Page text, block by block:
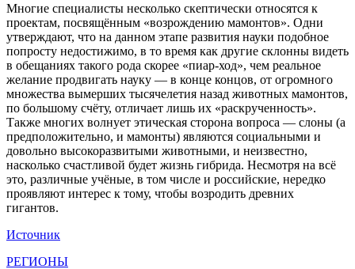
Многие специалисты несколько скептически относятся к
проектам, посвящённым «возрождению мамонтов». Одни
утверждают, что на данном этапе развития науки подобное
попросту недостижимо, в то время как другие склонны видеть
в обещаниях такого рода скорее «пиар-ход», чем реальное
желание продвигать науку — в конце концов, от огромного
множества вымерших тысячелетия назад животных мамонтов,
по большому счёту, отличает лишь их «раскрученность».
Также многих волнует этическая сторона вопроса — слоны (а
предположительно, и мамонты) являются социальными и
довольно высокоразвитыми животными, и неизвестно,
насколько счастливой будет жизнь гибрида. Несмотря на всё
это, различные учёные, в том числе и российские, нередко
проявляют интерес к тому, чтобы возродить древних
гигантов.
Источник
РЕГИОНЫ